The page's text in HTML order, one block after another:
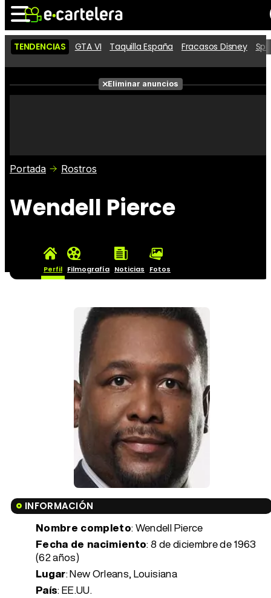
Noticias Cartelera
Películas
Críticas
TENDENCIAS GTA VI Taquilla España Fracasos Disney
Eliminar anuncios
Portada Rostros
Wendell Pierce
Perfil Filmografía Noticias Fotos
INFORMACIÓN
Nombre completo: Wendell Pierce
Fecha de nacimiento:8 de diciembre de 1963
(62 años)
Lugar: New Orleans, Louisiana
País: EE.UU.